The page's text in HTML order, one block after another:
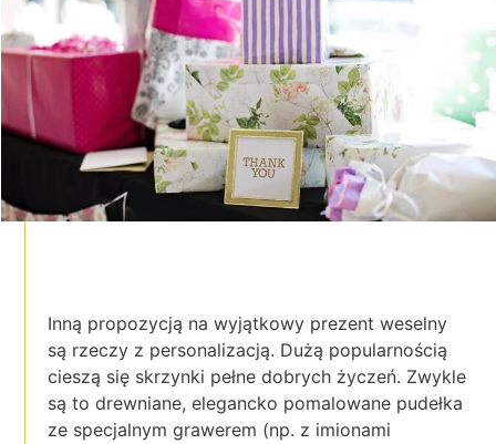
Inną propozycją na wyjątkowy prezent weselny
są rzeczy z personalizacją. Dużą popularnością
cieszą się skrzynki pełne dobrych życzeń. Zwykle
są to drewniane, elegancko pomalowane pudełka
ze specjalnym grawerem (np. z imionami